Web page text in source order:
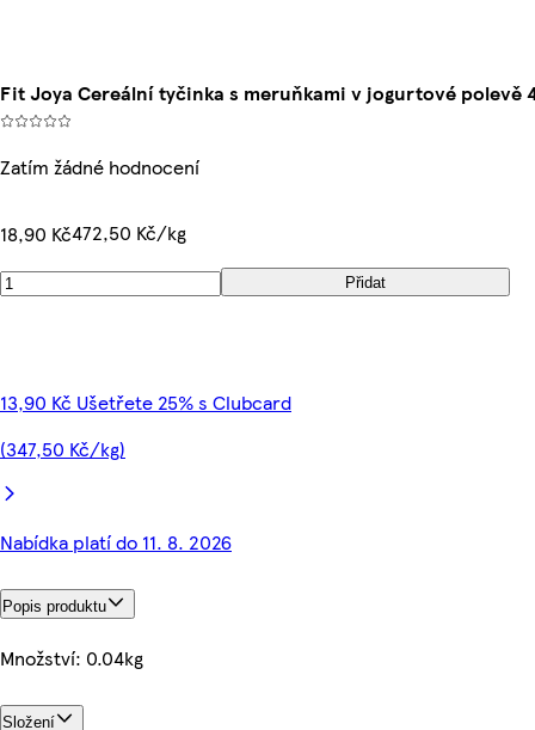
Fit Joya Cereální tyčinka s meruňkami v jogurtové polevě
Zatím žádné hodnocení
18,90 Kč472,50 Kč/kg
Přidat
13,90 Kč Ušetřete 25% s Clubcard
(347,50 Kč/kg)
Nabídka platí do 11. 8. 2026
Popis produktu
Množství: 0.04kg
Složení